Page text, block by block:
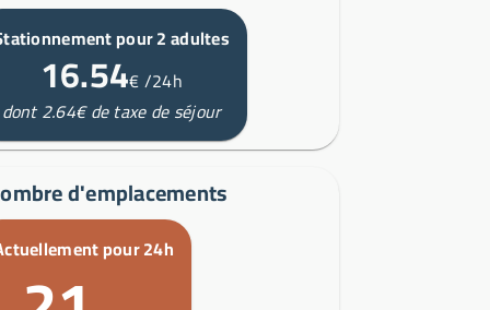
pour 2 adultes
16.54€/24h
dont 2.64€ de taxe de séjour
d'emplacements
pour 24h